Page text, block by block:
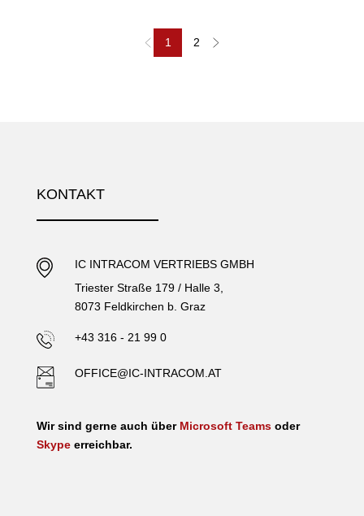
1 2
KONTAKT
IC INTRACOM VERTRIEBS GMBH
Triester Straße 179 / Halle 3,
8073 Feldkirchen b. Graz
+43 316 - 21 99 0
OFFICE@IC-INTRACOM.AT
Wir sind gerne auch über Microsoft Teamsoder
Skypeerreichbar.